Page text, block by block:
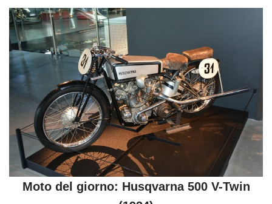
Moto del giorno: Husqvarna 500 V-Twin